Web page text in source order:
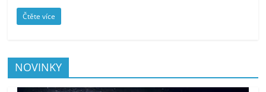
Čtěte více
NOVINKY